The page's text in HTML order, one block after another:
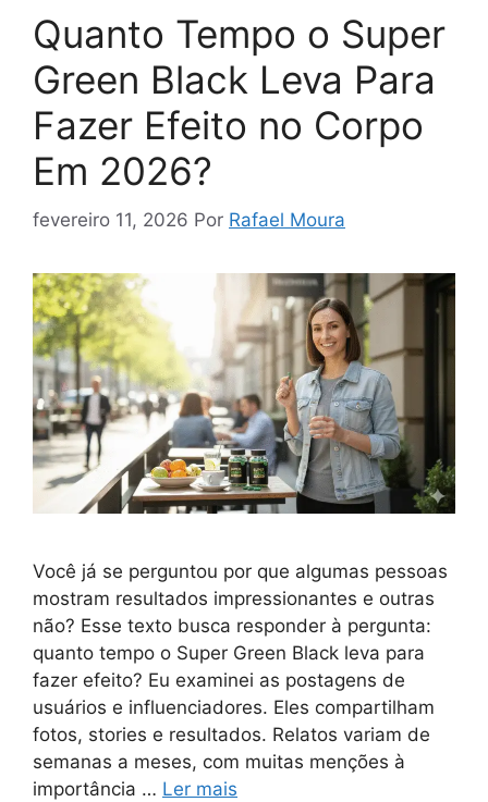
Quanto Tempo o Super
Green Black Leva Para
Fazer Efeito no Corpo
Em 2026?
fevereiro 11, 2026 Por Rafael Moura
Você já se perguntou por que algumas pessoas
mostram resultados impressionantes e outras
não? Esse texto busca responder à pergunta:
quanto tempo o Super Green Black leva para
fazer efeito? Eu examinei as postagens de
usuários e influenciadores. Eles compartilham
fotos, stories e resultados. Relatos variam de
semanas a meses, com muitas menções à
importância … Ler mais